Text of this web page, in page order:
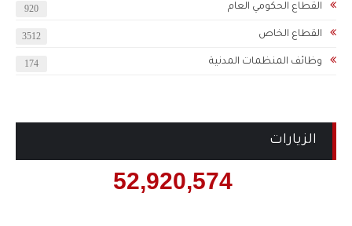
القطاع الحكومي العام 920
القطاع الخاص 3512
وظائف المنظمات المدنية 174
الزيارات
52,920,574